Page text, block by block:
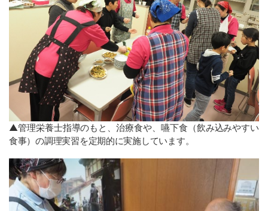
▲管理栄養士指導のもと、治療食や、嚥下食（飲み込みやすい
食事）の調理実習を定期的に実施しています。